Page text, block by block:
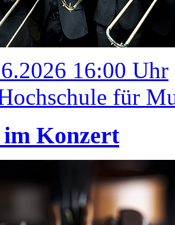
16:00 Uhr
für
im Konzert